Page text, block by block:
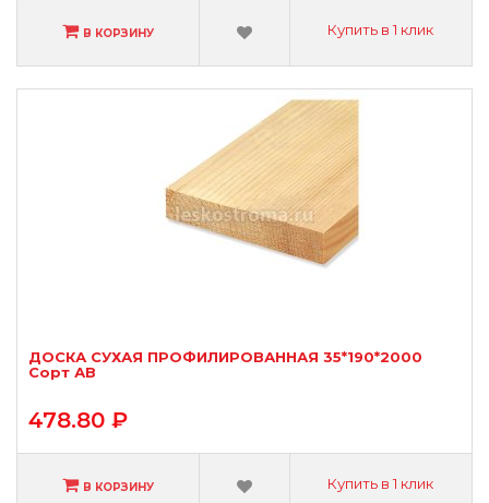
В КОРЗИНУ Купить в 1 клик
ДОСКА СУХАЯ ПРОФИЛИРОВАННАЯ 35*190*2000
Сорт АВ
478.80 ₽
В КОРЗИНУ Купить в 1 клик